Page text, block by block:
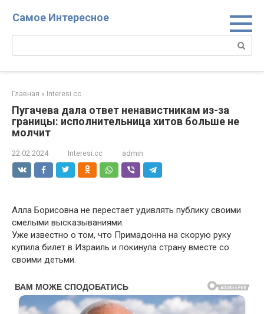
Самое Интересное
Поиск:
Главная » Interesi.cc
Пугачева дала ответ ненавистникам из-за
границы: исполнительница хитов больше не
молчит
22.02.2024 Interesi.cc admin
Алла Борисовна не перестает удивлять публику своими
смелыми высказываниями.
Уже известно о том, что Примадонна на скорую руку
купила билет в Израиль и покинула страну вместе со
своими детьми.